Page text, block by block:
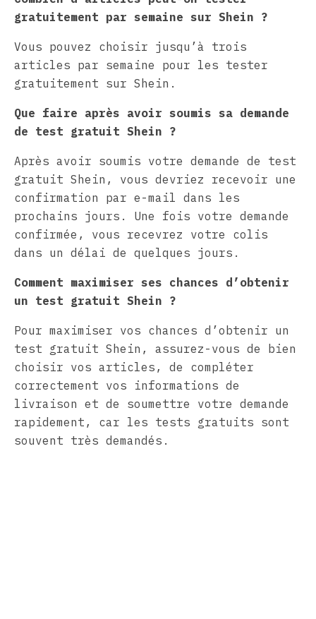
gratuitement par semaine sur Shein ?
Vous pouvez choisir jusqu’à trois
articles par semaine pour les tester
gratuitement sur Shein.
Que faire après avoir soumis sa demande
de test gratuit Shein ?
Après avoir soumis votre demande de test
gratuit Shein, vous devriez recevoir une
confirmation par e-mail dans les
prochains jours. Une fois votre demande
confirmée, vous recevrez votre colis
dans un délai de quelques jours.
Comment maximiser ses chances d’obtenir
un test gratuit Shein ?
Pour maximiser vos chances d’obtenir un
test gratuit Shein, assurez-vous de bien
choisir vos articles, de compléter
correctement vos informations de
livraison et de soumettre votre demande
rapidement, car les tests gratuits sont
souvent très demandés.